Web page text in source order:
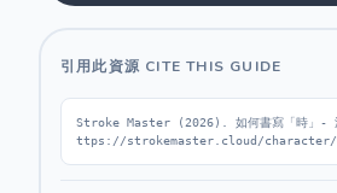
引用此資源 CITE THIS GUIDE
Stroke Master (2026). 如何書寫「時」-
ttps://strokemaster.cloud/character/